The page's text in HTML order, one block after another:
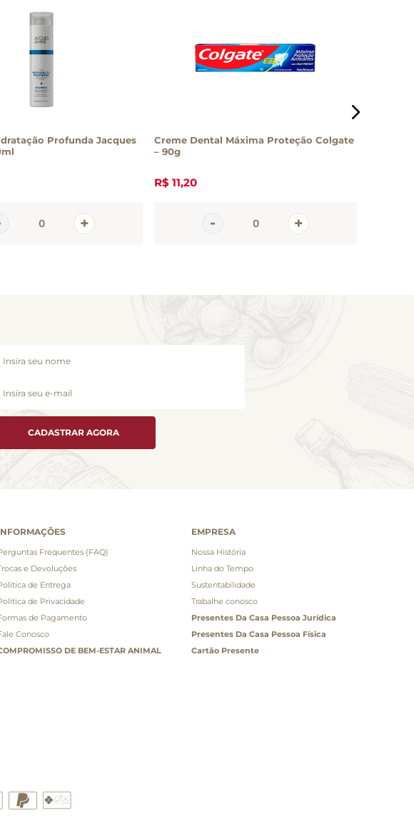
Profunda Jacques
Creme Dental Máxima Proteção Colgate
– 90g
R$ 11,20
CADASTRAR AGORA
Frequentes (FAQ)
e Devoluções
de Entrega
de Privacidade
de Pagamento
Conosco
DE BEM-ESTAR ANIMAL
EMPRESA
Nossa História
Linha do Tempo
Sustentabilidade
Trabalhe conosco
Presentes Da Casa Pessoa Jurídica
Presentes Da Casa Pessoa Física
Cartão Presente